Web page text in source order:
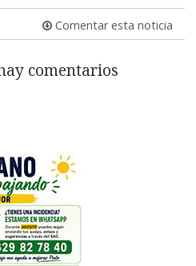
Comentar esta noticia
comentarios